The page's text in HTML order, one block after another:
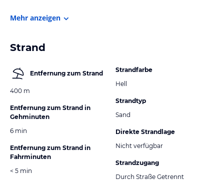
Mehr anzeigen
Strand
Entfernung zum Strand
400 m
Entfernung zum Strand in
Gehminuten
6 min
Entfernung zum Strand in
Fahrminuten
< 5 min
Strandfarbe
Hell
Strandtyp
Sand
Direkte Strandlage
Nicht verfügbar
Strandzugang
Durch Straße Getrennt